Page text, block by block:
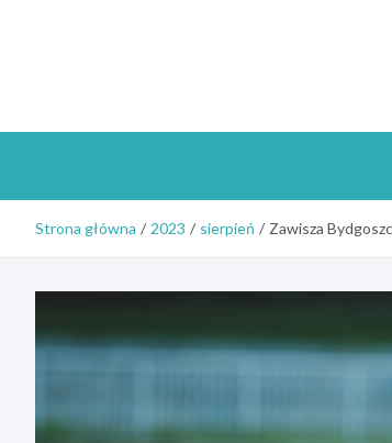
Strona główna 2023 sierpień Zawisza